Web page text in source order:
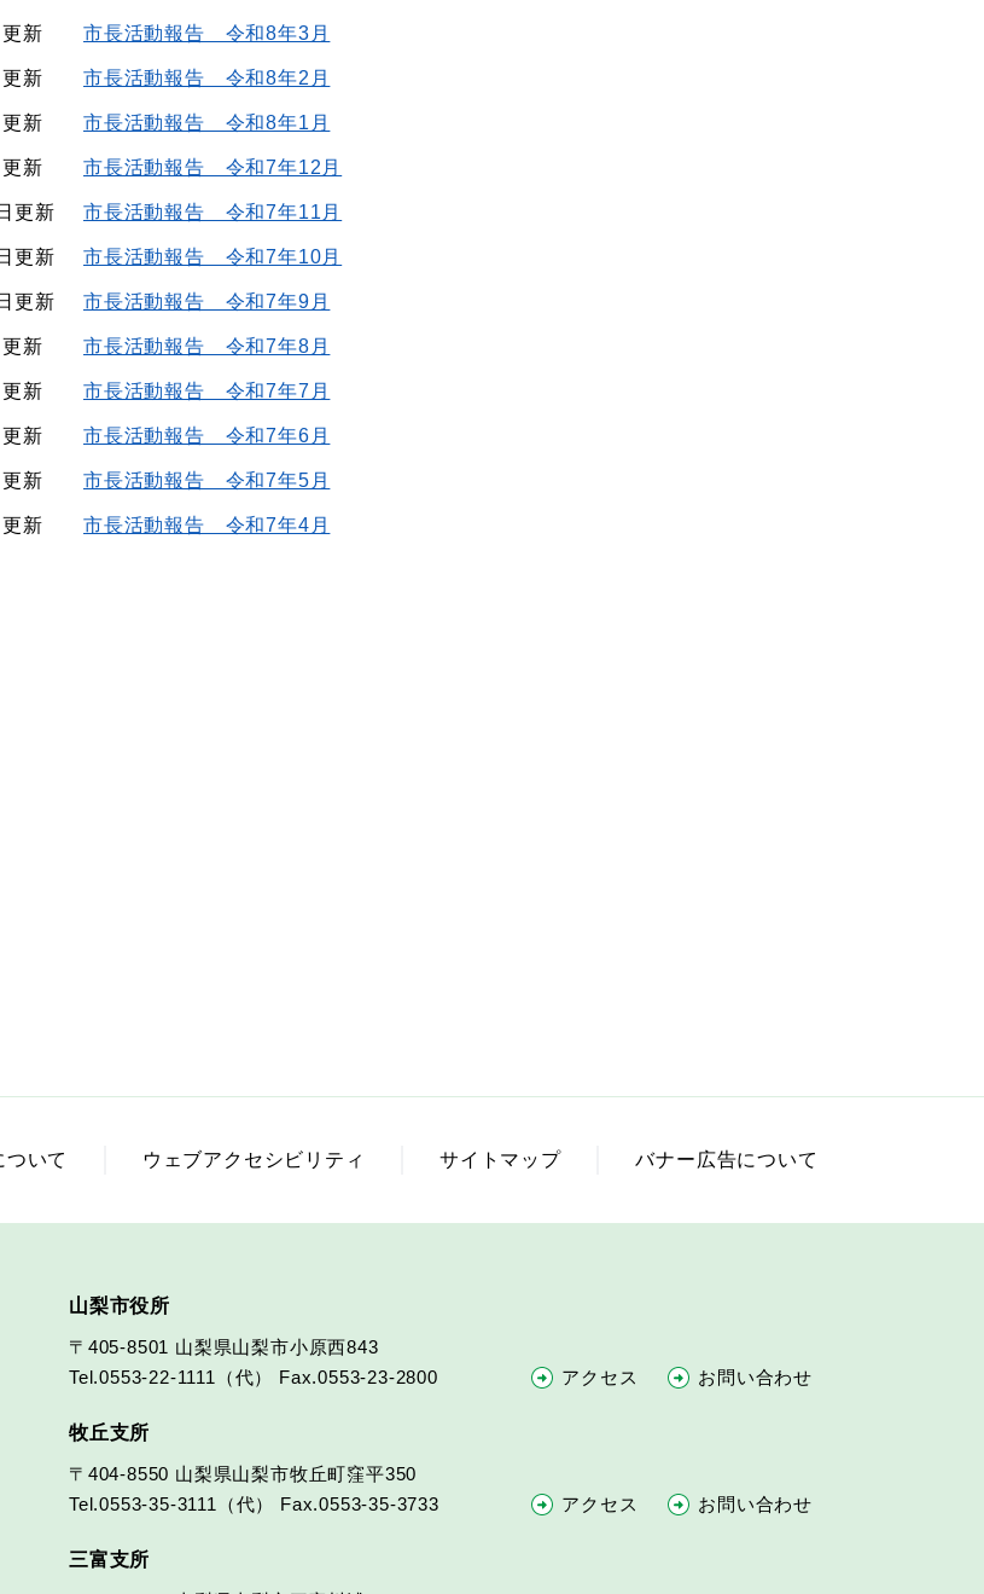
新 市長活動報告 令和8年3月
新 市長活動報告 令和8年2月
新 市長活動報告 令和8年1月
新 市長活動報告 令和7年12月
更新 市長活動報告 令和7年11月
更新 市長活動報告 令和7年10月
更新 市長活動報告 令和7年9月
新 市長活動報告 令和7年8月
新 市長活動報告 令和7年7月
新 市長活動報告 令和7年6月
新 市長活動報告 令和7年5月
新 市長活動報告 令和7年4月
いて ウェブアクセシビリティ サイトマップ バナー広告について
山梨市役所
〒405-8501 山梨県山梨市小原西843
Tel.0553-22-1111（代）
Fax.0553-23-2800 アクセス お問い合わせ
牧丘支所
〒404-8550 山梨県山梨市牧丘町窪平350
Tel.0553-35-3111（代）
Fax.0553-35-3733 アクセス お問い合わせ
三富支所